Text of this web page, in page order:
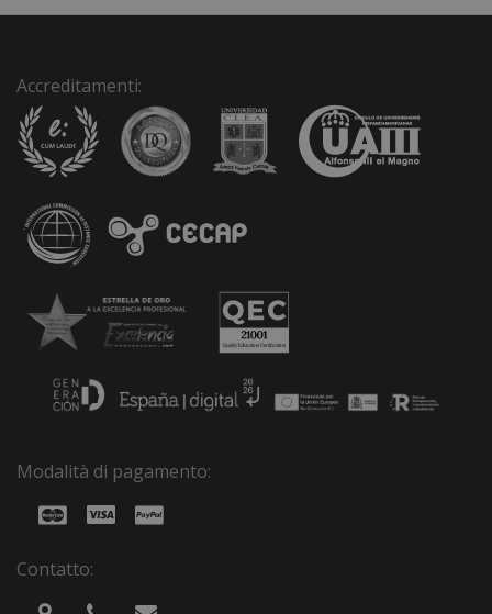
Accreditamenti:
Modalità di pagamento:
Contatto: